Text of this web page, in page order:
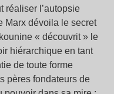
réaliser l’autopsie
Marx dévoila le secret
« découvrit » le
hiérarchique en tant
de toute forme
pères fondateurs de